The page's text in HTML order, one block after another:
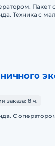
Пакет
Техника с
заказа: 8 ч.
С